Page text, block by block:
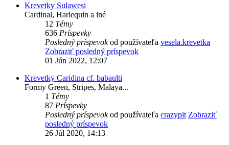
Krevetky Sulawesi
Cardinal, Harlequin a iné
12 Témy
636 Príspevky
Posledný príspevokod používateľa vesela.krevetka
Zobraziť posledný príspevok
01 Jún 2022, 12:07
Krevetky Caridina cf. babaulti
Formy Green, Stripes, Malaya...
1 Témy
87 Príspevky
Posledný príspevokod používateľa crazypit Zobraziť
posledný príspevok
26 Júl 2020, 14:13